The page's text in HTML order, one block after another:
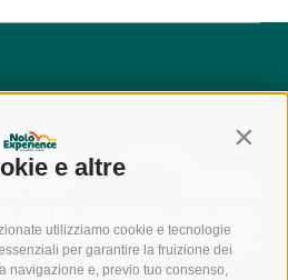
e altre
utilizziamo cookie e tecnologie
per garantire la fruizione dei
navigazione e, previo tuo consenso,